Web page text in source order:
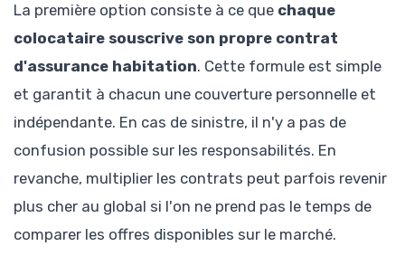
La première option consiste à ce que chaque
colocataire souscrive son propre contrat
d'assurance habitation. Cette formule est simple
et garantit à chacun une couverture personnelle et
indépendante. En cas de sinistre, il n'y a pas de
confusion possible sur les responsabilités. En
revanche, multiplier les contrats peut parfois revenir
plus cher au global si l'on ne prend pas le temps de
comparer les offres disponibles sur le marché.